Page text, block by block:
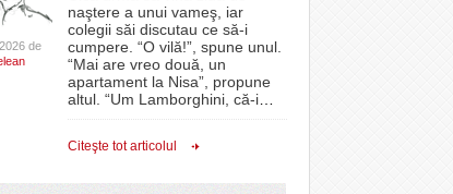
- acum 2 zile
cu o victorie
- 25 July 2026
echipă de
continuă! Zeci de mii de oameni
a treia seară la rând Ziua Timișoarei
2026
inedită pentru Zilele Orașului
locale- 2 August 2026
View all
proiectelor derulate de instituție din fonduri
europene/FOTO- 11 December 2025
ANAF oferă persoanelor fizice posibilitatea să
beneficieze de Declarația Unică 212
CLIPURI VIDEO
JOCURI ONLINE
DIVERSE
FARMACII DIN
de
naştere a unui vameş, iar
colegii săi discutau ce să-i
cumpere. “O vilă!”, spune unul.
“Mai are vreo două, un
apartament la Nisa”, propune
altul. “Um Lamborghini, că-i
Citeşte tot articolul